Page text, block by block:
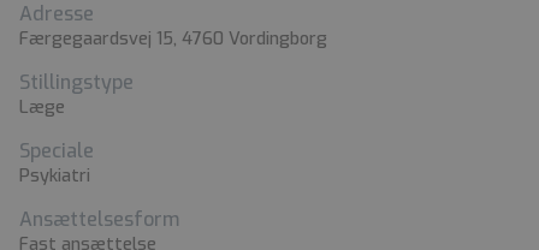
Adresse
Færgegaardsvej 15, 4760 Vordingborg
Stillingstype
Læge
Speciale
Psykiatri
Ansættelsesform
Fast ansættelse